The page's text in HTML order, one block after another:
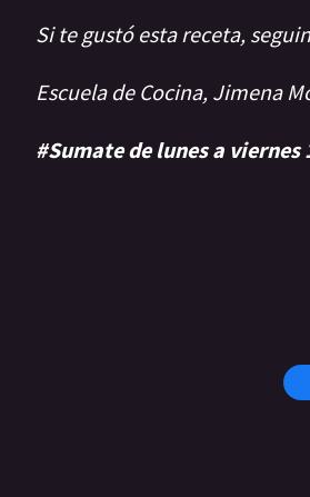
Si te gustó esta receta,
Escuela de Cocina, Jimena
#Sumate de lunes a viernes